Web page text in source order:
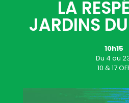
LA
JARDINS
10h15
Du 4 au
10 & 17